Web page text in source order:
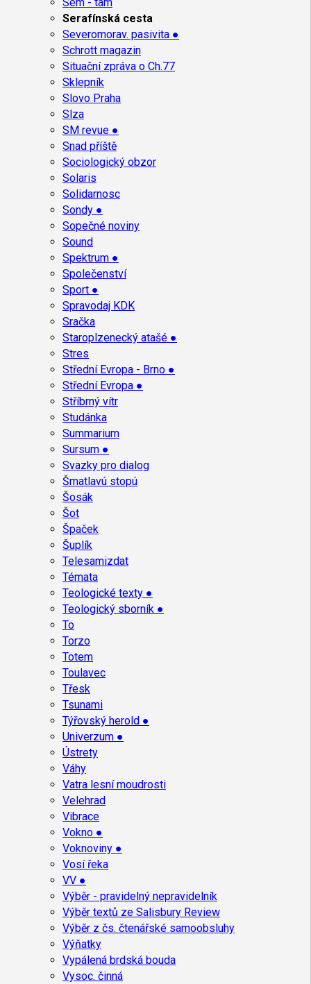
Serafínská cesta
Severomorav. pasivita ●
Schrott magazin
Situační zpráva o Ch.77
Sklepník
Slovo Praha
Slza
SM revue ●
Snad příště
Sociologický obzor
Solaris
Solidarnosc
Sondy ●
Sopečné noviny
Sound
Spektrum ●
Společenství
Sport ●
Spravodaj KDK
Sračka
Staroplzenecký atašé ●
Stres
Střední Evropa - Brno ●
Střední Evropa ●
Stříbrný vítr
Studánka
Summarium
Sursum ●
Svazky pro dialog
Šmatlavú stopú
Šosák
Šot
Špaček
Šuplík
Telesamizdat
Témata
Teologické texty ●
Teologický sborník ●
To
Torzo
Totem
Toulavec
Třesk
Tsunami
Týřovský herold ●
Univerzum ●
Ústrety
Váhy
Vatra lesní moudrosti
Velehrad
Vibrace
Vokno ●
Voknoviny ●
Vosí řeka
VV ●
Výběr - pravidelný nepravidelník
Výběr textů ze Salisbury Review
Výběr z čs. čtenářské samoobsluhy
Výňatky
Vypálená brdská bouda
Vysoc. činná